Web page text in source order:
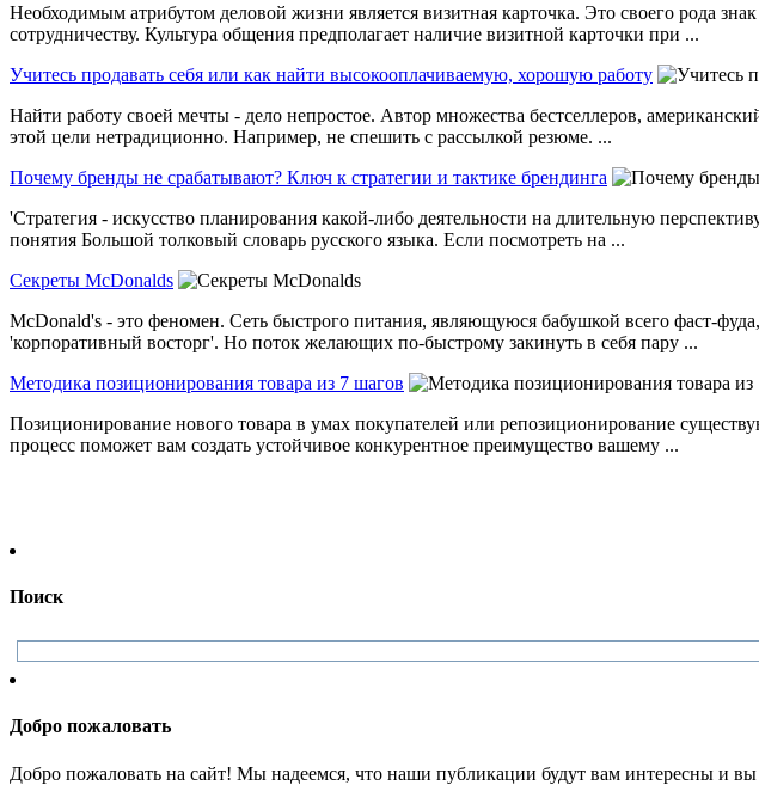
Необходимым атрибутом деловой жизни является визитная карточка. Это своего рода
сотрудничеству. Культура общения предполагает наличие визитной карточки при ...
Учитесь продавать себя или как найти высокооплачиваемую, хорошую работу
Найти работу своей мечты - дело непростое. Автор множества бестселлеров,
этой цели нетрадиционно. Например, не спешить с рассылкой резюме. ...
Почему бренды не срабатывают? Ключ к стратегии и тактике брендинга
'Стратегия - искусство планирования какой-либо деятельности на длительную
понятия Большой толковый словарь русского языка. Если посмотреть на ...
Секреты McDonalds
McDonald's - это феномен. Сеть быстрого питания, являющуюся бабушкой всего фаст-
'корпоративный восторг'. Но поток желающих по-быстрому закинуть в себя пару ...
Методика позиционирования товара из 7 шагов
Позиционирование нового товара в умах покупателей или репозиционирование
процесс поможет вам создать устойчивое конкурентное преимущество вашему ...
Поиск
Добро пожаловать
Добро пожаловать на сайт! Мы надеемся, что наши публикации будут вам интересны и